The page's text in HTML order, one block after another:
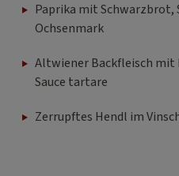
Paprika mit Schwarzbrot,
Ochsenmark
Altwiener Backfleisch mit
Sauce tartare
Zerrupftes Hendl im